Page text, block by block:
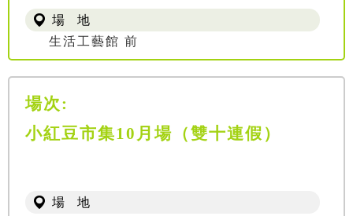
場 地
生活工藝館 前
場次:
小紅豆市集10月場（雙十連假）
場 地